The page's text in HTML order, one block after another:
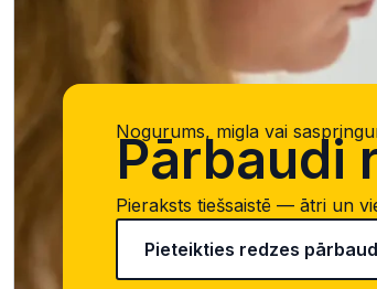
Nogurums, migla vai
Pārbaudi
Pieraksts tiešsaistē — ātri un
Pieteikties redzes